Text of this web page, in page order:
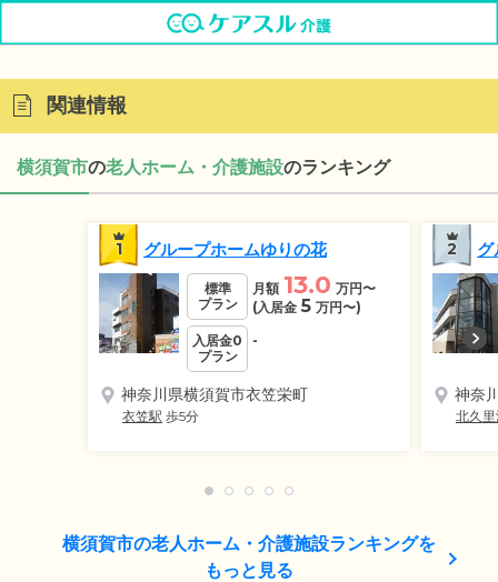
関連情報
横須賀市の老人ホーム・介護施設のランキング
1 グループホームゆりの花
標準
プラン
月額 13.0 万円〜
(入居金 5 万円〜)
入居金0
プラン
-
神奈川県横須賀市衣笠栄町
衣笠駅 歩5分
2
神奈
北久
横須賀市の老人ホーム・介護施設ランキングを
もっと見る